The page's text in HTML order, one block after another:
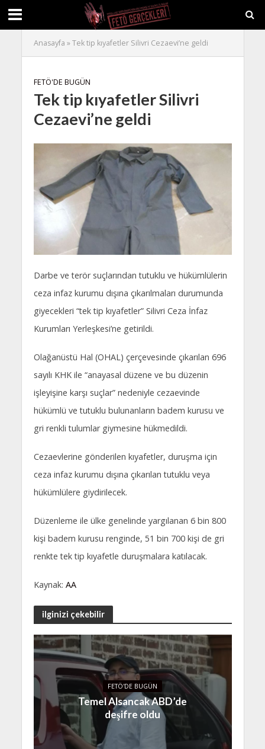
Anasayfa »Tek tip kıyafetler Silivri Cezaevi’ne geldi
FETÖ'DE BUGÜN
Tek tip kıyafetler Silivri
Cezaevi’ne geldi
Darbe ve terör suçlarından tutuklu ve hükümlülerin
ceza infaz kurumu dışına çıkarılmaları durumunda
giyecekleri “tek tip kıyafetler” Silivri Ceza İnfaz
Kurumları Yerleşkesi’ne getirildi.
Olağanüstü Hal (OHAL) çerçevesinde çıkarılan 696
sayılı KHK ile “anayasal düzene ve bu düzenin
işleyişine karşı suçlar” nedeniyle cezaevinde
hükümlü ve tutuklu bulunanların badem kurusu ve
gri renkli tulumlar giymesine hükmedildi.
Cezaevlerine gönderilen kıyafetler, duruşma için
ceza infaz kurumu dışına çıkarılan tutuklu veya
hükümlülere giydirilecek.
Düzenleme ile ülke genelinde yargılanan 6 bin 800
kişi badem kurusu renginde, 51 bin 700 kişi de gri
renkte tek tip kıyafetle duruşmalara katılacak.
Kaynak: AA
ilginizi çekebilir
FETÖ'DE BUGÜN
Temel Alsancak ABD’de
deşifre oldu